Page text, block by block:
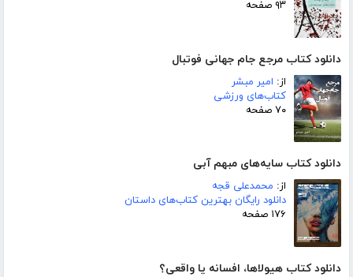
۹۳ صفحه
دانلود کتاب مرجع جام جهانی فوتبال
از: امیر مبشر
کتاب‌های ورزشی
۷۰ صفحه
دانلود کتاب سایه‌های مبهم آبی
از: محمدعلی قجه
دانلود رایگان بهترین کتاب‌های داستان
۱۷۶ صفحه
دانلود کتاب هیولاها، افسانه یا واقعی؟